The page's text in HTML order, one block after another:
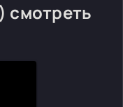
смотреть